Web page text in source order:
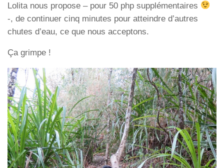
Lolita nous propose – pour 50 php supplémentaires
-, de continuer cinq minutes pour atteindre d’autres
chutes d’eau, ce que nous acceptons.
Ça grimpe !